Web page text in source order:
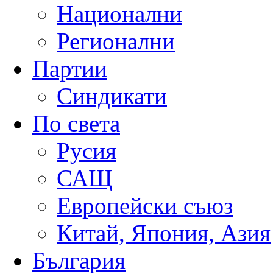
Национални
Регионални
Партии
Синдикати
По света
Русия
САЩ
Европейски съюз
Китай, Япония, Азия
България